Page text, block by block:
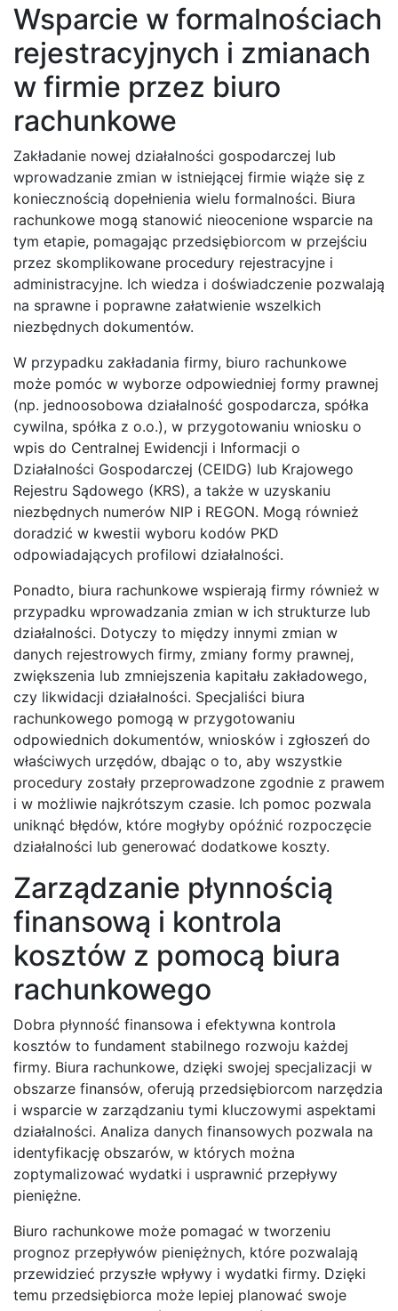
Wsparcie w formalnościach
rejestracyjnych i zmianach
w firmie przez biuro
rachunkowe
Zakładanie nowej działalności gospodarczej lub
wprowadzanie zmian w istniejącej firmie wiąże się z
koniecznością dopełnienia wielu formalności. Biura
rachunkowe mogą stanowić nieocenione wsparcie na
tym etapie, pomagając przedsiębiorcom w przejściu
przez skomplikowane procedury rejestracyjne i
administracyjne. Ich wiedza i doświadczenie pozwalają
na sprawne i poprawne załatwienie wszelkich
niezbędnych dokumentów.
W przypadku zakładania firmy, biuro rachunkowe
może pomóc w wyborze odpowiedniej formy prawnej
(np. jednoosobowa działalność gospodarcza, spółka
cywilna, spółka z o.o.), w przygotowaniu wniosku o
wpis do Centralnej Ewidencji i Informacji o
Działalności Gospodarczej (CEIDG) lub Krajowego
Rejestru Sądowego (KRS), a także w uzyskaniu
niezbędnych numerów NIP i REGON. Mogą również
doradzić w kwestii wyboru kodów PKD
odpowiadających profilowi działalności.
Ponadto, biura rachunkowe wspierają firmy również w
przypadku wprowadzania zmian w ich strukturze lub
działalności. Dotyczy to między innymi zmian w
danych rejestrowych firmy, zmiany formy prawnej,
zwiększenia lub zmniejszenia kapitału zakładowego,
czy likwidacji działalności. Specjaliści biura
rachunkowego pomogą w przygotowaniu
odpowiednich dokumentów, wniosków i zgłoszeń do
właściwych urzędów, dbając o to, aby wszystkie
procedury zostały przeprowadzone zgodnie z prawem
i w możliwie najkrótszym czasie. Ich pomoc pozwala
uniknąć błędów, które mogłyby opóźnić rozpoczęcie
działalności lub generować dodatkowe koszty.
Zarządzanie płynnością
finansową i kontrola
kosztów z pomocą biura
rachunkowego
Dobra płynność finansowa i efektywna kontrola
kosztów to fundament stabilnego rozwoju każdej
firmy. Biura rachunkowe, dzięki swojej specjalizacji w
obszarze finansów, oferują przedsiębiorcom narzędzia
i wsparcie w zarządzaniu tymi kluczowymi aspektami
działalności. Analiza danych finansowych pozwala na
identyfikację obszarów, w których można
zoptymalizować wydatki i usprawnić przepływy
pieniężne.
Biuro rachunkowe może pomagać w tworzeniu
prognoz przepływów pieniężnych, które pozwalają
przewidzieć przyszłe wpływy i wydatki firmy. Dzięki
temu przedsiębiorca może lepiej planować swoje